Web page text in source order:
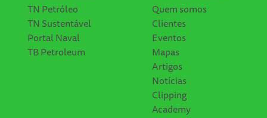
TN Petróleo
TN Sustentável
Portal Naval
TB Petroleum
Quem somos
Clientes
Eventos
Mapas
Artigos
Notícias
Clipping
Academy